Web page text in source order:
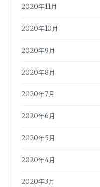
2020年11月
2020年10月
2020年9月
2020年8月
2020年7月
2020年6月
2020年5月
2020年4月
2020年3月